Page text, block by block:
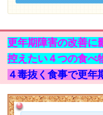
更年期障害の改善に
控えたい４つの食べ
４毒抜く食事で更年